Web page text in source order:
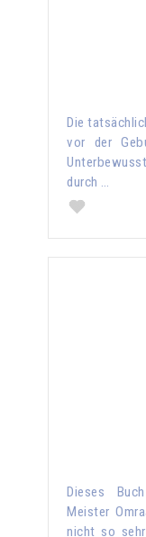
Die
vor der
durch …
Dieses
Meister
nicht so